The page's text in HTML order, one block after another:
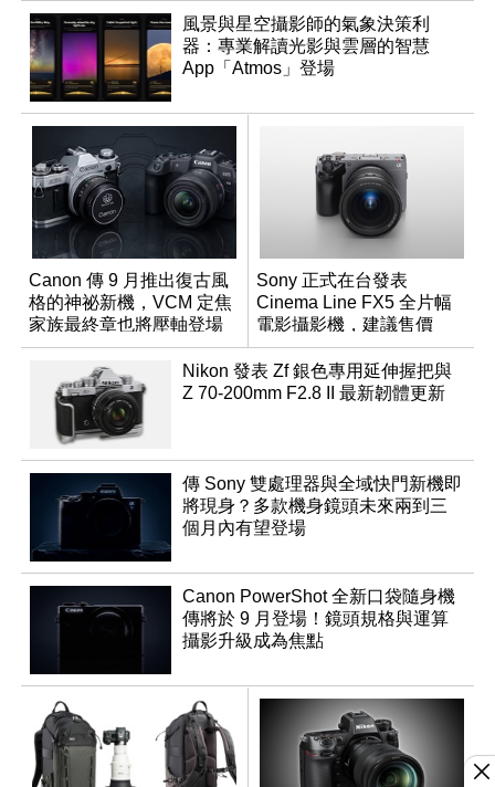
風景與星空攝影師的氣象決策利
器：專業解讀光影與雲層的智慧
App「Atmos」登場
Canon 傳 9 月推出復古風
格的神祕新機，VCM 定焦
家族最終章也將壓軸登場
Sony 正式在台發表
Cinema Line FX5 全片幅
電影攝影機，建議售價
NT$144,980
Nikon 發表 Zf 銀色專用延伸握把與
Z 70-200mm F2.8 II 最新韌體更新
傳 Sony 雙處理器與全域快門新機即
將現身？多款機身鏡頭未來兩到三
個月內有望登場
Canon PowerShot 全新口袋隨身機
傳將於 9 月登場！鏡頭規格與運算
攝影升級成為焦點